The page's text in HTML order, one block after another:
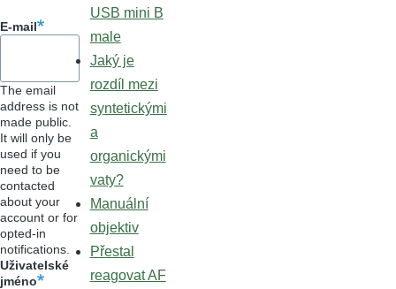
E-mail
The email
address is not
made public.
It will only be
used if you
need to be
contacted
about your
account or for
opted-in
notifications.
Uživatelské
jméno
USB mini B
male
Jaký je
rozdíl mezi
syntetickými
a
organickými
vaty?
Manuální
objektiv
Přestal
reagovat AF